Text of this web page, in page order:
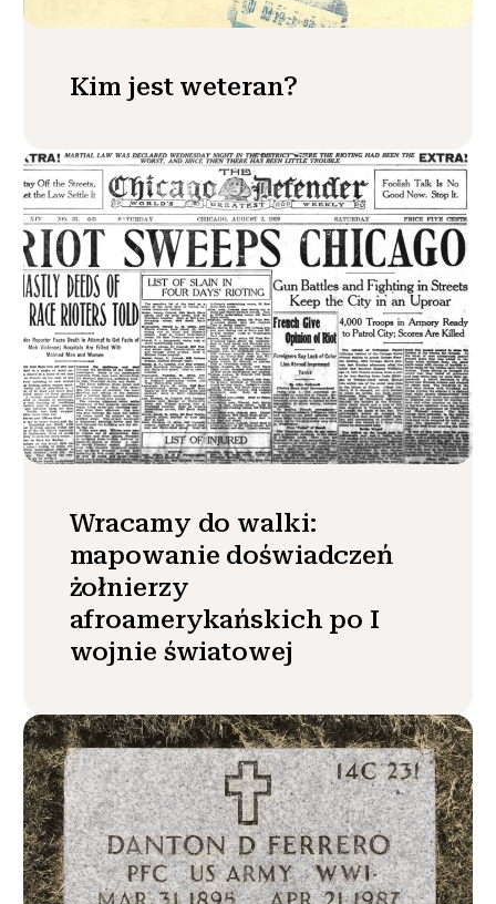
Kim jest weteran?
Wracamy do walki:
mapowanie doświadczeń
żołnierzy
afroamerykańskich po I
wojnie światowej